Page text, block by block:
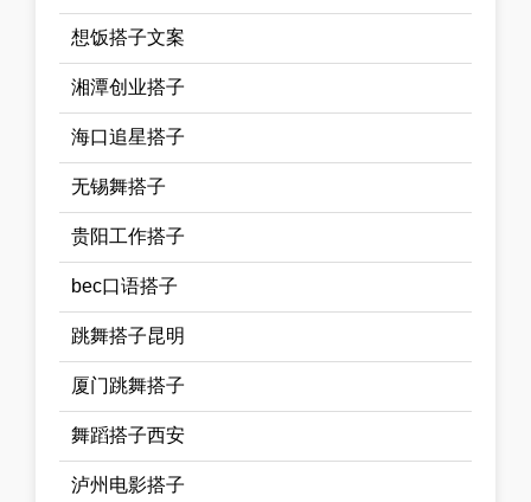
想饭搭子文案
湘潭创业搭子
海口追星搭子
无锡舞搭子
贵阳工作搭子
bec口语搭子
跳舞搭子昆明
厦门跳舞搭子
舞蹈搭子西安
泸州电影搭子